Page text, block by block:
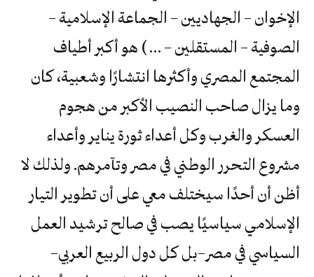
الإخوان – الجهاديين – الجماعة الإسلامية –
الصوفية – المستقلين – … ) هو أكبر أطياف
المجتمع المصري وأكثرها انتشارًا وشعبية، كان
وما يزال صاحب النصيب الأكبر من هجوم
العسكر والغرب وكل أعداء ثورة يناير وأعداء
مشروع التحرر الوطني في مصر وتآمرهم. ولذلك لا
أظن أن أحدًا سيختلف معي على أن تطوير التيار
الإسلامي سياسيًا يصب في صالح ترشيد العمل
السياسي في مصر–بل كل دول الربيع العربي–